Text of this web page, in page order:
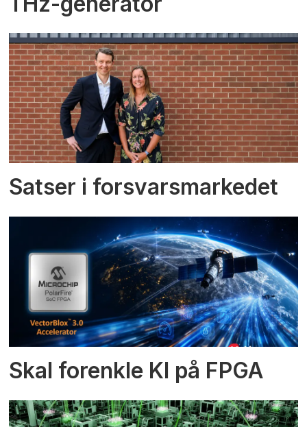
Satser i forsvarsmarkedet
Skal forenkle KI på FPGA